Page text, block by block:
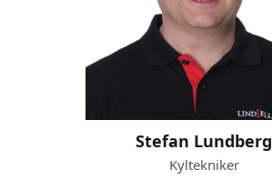
Stefan Lundberg
Kyltekniker